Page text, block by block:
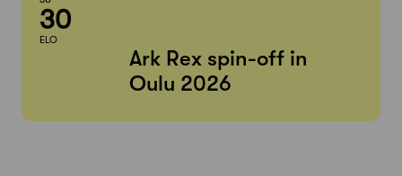
30
ELO
Ark Rex spin-off in
Oulu 2026